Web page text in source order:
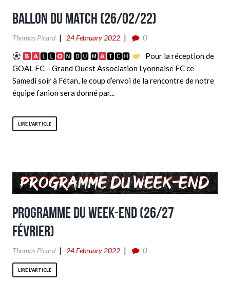
Ballon du match (26/02/22)
Thomas Picard 24 February 2022
0
🅻🅻
🅽 🅳🆄 🅼 🆃🅲🅷
Pour la réception de
GOAL FC – Grand Ouest Association Lyonnaise FC ce
Samedi soir à Fétan, le coup d’envoi de la rencontre de notre
équipe fanion sera donné par...
LIRE L'ARTICLE
Programme du week-end (26/27
Février)
Thomas Picard 24 February 2022 0
LIRE L'ARTICLE